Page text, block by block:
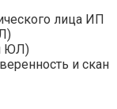
лица ИП
ЮЛ)
и скан